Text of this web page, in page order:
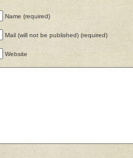
Name (required)
Mail (will not be published) (required)
Website